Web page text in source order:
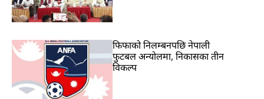
फिफाको निलम्बनपछि नेपाली
फुटबल अन्योलमा, निकासका तीन
विकल्प